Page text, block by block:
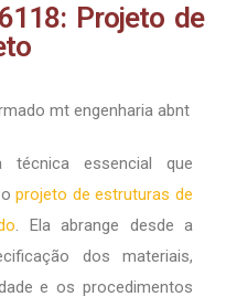
Projeto de
essencial que
oprojeto de estruturas de
. Ela abrange desde a
dos materiais,
e os procedimentos